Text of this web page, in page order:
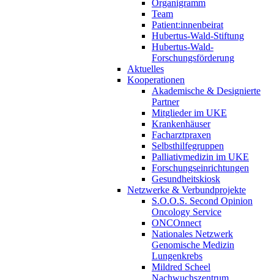
Organigramm
Team
Patient:innenbeirat
Hubertus-Wald-Stiftung
Hubertus-Wald-
Forschungsförderung
Aktuelles
Kooperationen
Akademische & Designierte
Partner
Mitglieder im UKE
Krankenhäuser
Facharztpraxen
Selbsthilfegruppen
Palliativmedizin im UKE
Forschungseinrichtungen
Gesundheitskiosk
Netzwerke & Verbundprojekte
S.O.O.S. Second Opinion
Oncology Service
ONCOnnect
Nationales Netzwerk
Genomische Medizin
Lungenkrebs
Mildred Scheel
Nachwuchszentrum